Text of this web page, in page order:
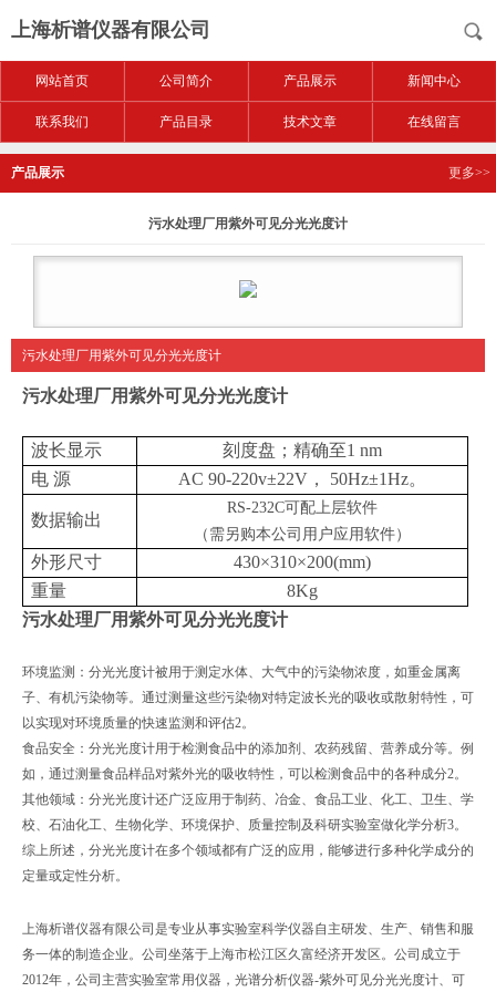
上海析谱仪器有限公司
网站首页 公司简介 产品展示 新闻中心
联系我们 产品目录 技术文章 在线留言
产品展示 更多>>
污水处理厂用紫外可见分光光度计
污水处理厂用紫外可见分光光度计
污水处理厂用紫外可见分光光度计
波长显示 刻度盘；精确至1 nm
电 源 AC 90-220v±22V， 50Hz±1Hz。
数据输出
RS-232C可配上层软件
（需另购本公司用户应用软件）
外形尺寸 430×310×200(mm)
重量
8Kg
污水处理厂用紫外可见分光光度计
环境监测‌：分光光度计被用于测定水体、大气中的污染物浓度，如重金属离
子、有机污染物等。通过测量这些污染物对特定波长光的吸收或散射特性，可
以实现对环境质量的快速监测和评估‌2。
‌食品安全‌：分光光度计用于检测食品中的添加剂、农药残留、营养成分等。例
如，通过测量食品样品对紫外光的吸收特性，可以检测食品中的各种成分‌2。
‌其他领域‌：分光光度计还广泛应用于制药、冶金、食品工业、化工、卫生、学
校、石油化工、生物化学、环境保护、质量控制及科研实验室做化学分析‌3。
综上所述，分光光度计在多个领域都有广泛的应用，能够进行多种化学成分的
定量或定性分析。
上海析谱仪器有限公司是专业从事实验室科学仪器自主研发、生产、销售和服
务一体的制造企业。公司坐落于上海市松江区久富经济开发区。公司成立于
2012年，公司主营实验室常用仪器，光谱分析仪器-紫外可见分光光度计、可